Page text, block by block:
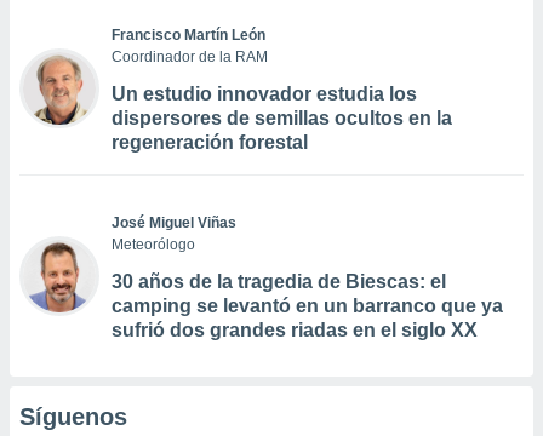
Francisco Martín León
Coordinador de la RAM
Un estudio innovador estudia los
dispersores de semillas ocultos en la
regeneración forestal
José Miguel Viñas
Meteorólogo
30 años de la tragedia de Biescas: el
camping se levantó en un barranco que ya
sufrió dos grandes riadas en el siglo XX
Síguenos